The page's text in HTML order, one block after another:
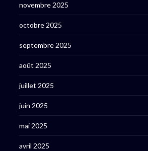
novembre 2025
octobre 2025
septembre 2025
août 2025
juillet 2025
juin 2025
mai 2025
avril 2025